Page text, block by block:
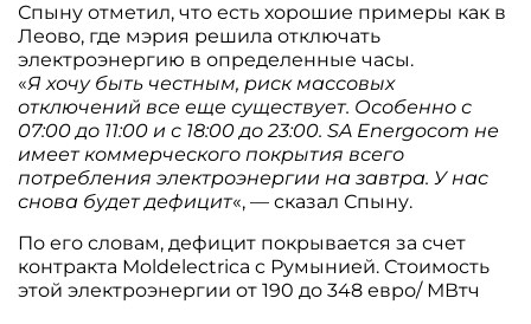
Спыну отметил, что есть хорошие примеры как в
Леово, где мэрия решила отключать
электроэнергию в определенные часы.
«Я хочу быть честным, риск массовых
отключений все еще существует. Особенно с
07:00 до 11:00 и с 18:00 до 23:00. SA Energocom не
имеет коммерческого покрытия всего
потребления электроэнергии на завтра. У нас
снова будет дефицит«, — сказал Спыну.
По его словам, дефицит покрывается за счет
контракта Moldelectrica c Румынией. Стоимость
этой электроэнергии от 190 до 348 евро/ МВтч